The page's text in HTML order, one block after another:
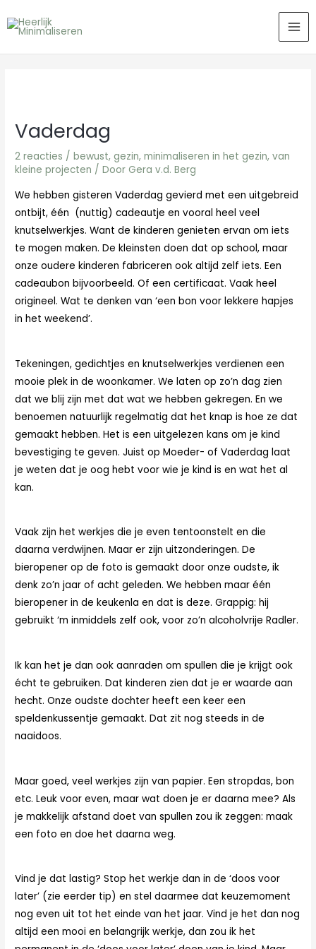
naar
Vaderdag
2 reacties /bewust, gezin,minimaliseren in het gezin,van
kleine projecten / Door Gera v.d. Berg
We hebben gisteren Vaderdag gevierd met een uitgebreid
ontbijt, één (nuttig) cadeautje en vooral heel veel
knutselwerkjes. Want de kinderen genieten ervan om iets
te mogen maken. De kleinsten doen dat op school, maar
onze oudere kinderen fabriceren ook altijd zelf iets. Een
cadeaubon bijvoorbeeld. Of een certificaat. Vaak heel
origineel. Wat te denken van ‘een bon voor lekkere hapjes
in het weekend’.
Tekeningen, gedichtjes en knutselwerkjes verdienen een
mooie plek in de woonkamer. We laten op zo’n dag zien
dat we blij zijn met dat wat we hebben gekregen. En we
benoemen natuurlijk regelmatig dat het knap is hoe ze dat
gemaakt hebben. Het is een uitgelezen kans om je kind
bevestiging te geven. Juist op Moeder- of Vaderdag laat
je weten dat je oog hebt voor wie je kind is en wat het al
kan.
Vaak zijn het werkjes die je even tentoonstelt en die
daarna verdwijnen. Maar er zijn uitzonderingen. De
bieropener op de foto is gemaakt door onze oudste, ik
denk zo’n jaar of acht geleden. We hebben maar één
bieropener in de keukenla en dat is deze. Grappig: hij
gebruikt ‘m inmiddels zelf ook, voor zo’n alcoholvrije Radler.
Ik kan het je dan ook aanraden om spullen die je krijgt ook
écht te gebruiken. Dat kinderen zien dat je er waarde aan
hecht. Onze oudste dochter heeft een keer een
speldenkussentje gemaakt. Dat zit nog steeds in de
naaidoos.
Maar goed, veel werkjes zijn van papier. Een stropdas, bon
etc. Leuk voor even, maar wat doen je er daarna mee? Als
je makkelijk afstand doet van spullen zou ik zeggen: maak
een foto en doe het daarna weg.
Vind je dat lastig? Stop het werkje dan in de ‘doos voor
later’ (zie eerder tip) en stel daarmee dat keuzemoment
nog even uit tot het einde van het jaar. Vind je het dan nog
altijd een mooi en belangrijk werkje, dan zou ik het